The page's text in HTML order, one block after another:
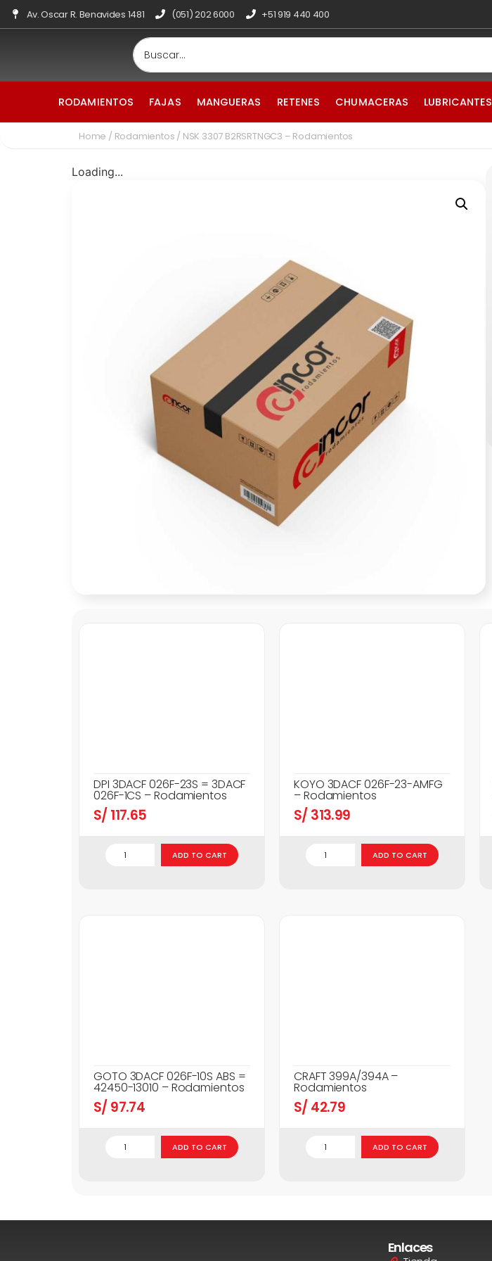
Av. Oscar R. Benavides 1481 (051) 202 6000 +51 919 440 400
RODAMIENTOS FAJAS MANGUERAS RETENES CHUMACERAS LUBRICANTES
Home / Rodamientos / NSK 3307 B2RSRTNGC3 – Rodamientos
Loading...
DPI 3DACF 026F-23S = 3DACF
026F-1CS – Rodamientos
S/ 117.65
ADD TO CART
KOYO 3DACF 026F-23-AMFG
– Rodamientos
S/ 313.99
ADD TO CART
GOTO 3DACF 026F-10S ABS =
42450-13010 – Rodamientos
S/ 97.74
ADD TO CART
CRAFT 399A/394A –
Rodamientos
S/ 42.79
ADD TO CART
Enlaces